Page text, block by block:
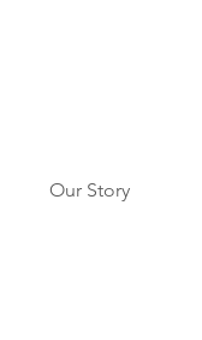
Our Story